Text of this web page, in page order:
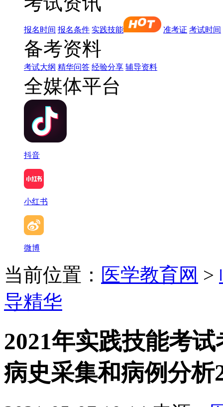
报名时间 报名条件 实践技能 准考证 考试时间
备考资料
考试大纲 精华问答 经验分享 辅导资料
全媒体平台
抖音
小红书
微博
当前位置： 医学教育网 >
导精华
2021年实践技能考
病史采集和病例分析